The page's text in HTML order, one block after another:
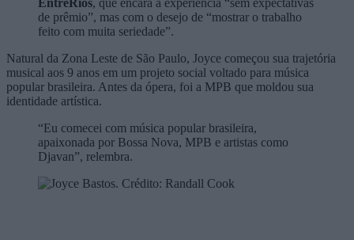
de prêmio”, mas com o desejo de “mostrar o trabalho
feito com muita seriedade”.
Natural da Zona Leste de São Paulo, Joyce começou sua trajetória
musical aos 9 anos em um projeto social voltado para música
popular brasileira. Antes da ópera, foi a MPB que moldou sua
identidade artística.
“Eu comecei com música popular brasileira,
apaixonada por Bossa Nova, MPB e artistas como
Djavan”, relembra.